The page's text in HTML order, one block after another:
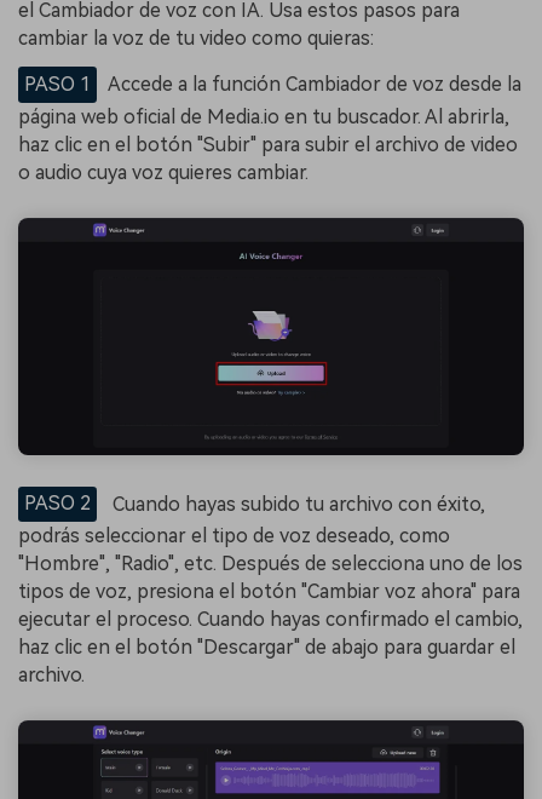
el Cambiador de voz con IA. Usa estos pasos para
cambiar la voz de tu video como quieras:
PASO 1
Accede a la función Cambiador de voz desde la
página web oficial de Media.io en tu buscador. Al abrirla,
haz clic en el botón "Subir" para subir el archivo de video
o audio cuya voz quieres cambiar.
PASO 2
Cuando hayas subido tu archivo con éxito,
podrás seleccionar el tipo de voz deseado, como
"Hombre", "Radio", etc. Después de selecciona uno de los
tipos de voz, presiona el botón "Cambiar voz ahora" para
ejecutar el proceso. Cuando hayas confirmado el cambio,
haz clic en el botón "Descargar" de abajo para guardar el
archivo.